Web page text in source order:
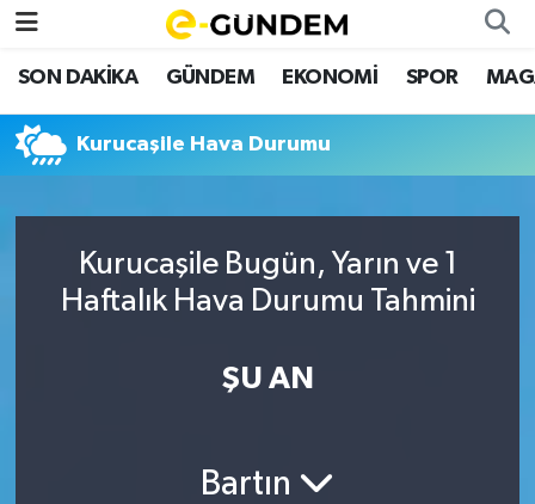
SON DAKİKA GÜNDEM EKONOMİ SPOR
Kurucaşile Hava Durumu
Kurucaşile Bugün, Yarın ve 1
Haftalık Hava Durumu Tahmini
ŞU AN
Bartın
SON DAKİKA
GÜNDEM
EKONOMİ
SPOR
Nöbetçi Eczaneler
Hava Durumu
Namaz Vakitleri
Trafik Durumu